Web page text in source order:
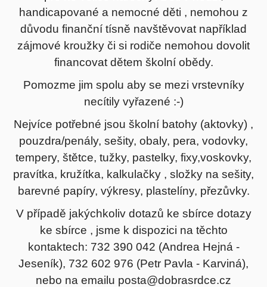
handicapované a nemocné děti , nemohou z
důvodu finanční tísně navštěvovat například
zájmové kroužky či si rodiče nemohou dovolit
financovat dětem školní obědy.
Pomozme jim spolu aby se mezi vrstevníky
necítily vyřazené :-)
Nejvíce potřebné jsou školní batohy (aktovky) ,
pouzdra/penály, sešity, obaly, pera, vodovky,
tempery, štětce, tužky, pastelky, fixy,voskovky,
pravítka, kružítka, kalkulačky , složky na sešity,
barevné papíry, výkresy, plastelíny, přezůvky.
V případě jakýchkoliv dotazů ke sbírce dotazy
ke sbírce , jsme k dispozici na těchto
kontaktech: 732 390 042 (Andrea Hejná -
Jeseník), 732 602 976 (Petr Pavla - Karviná),
nebo na emailu posta@dobrasrdce.cz